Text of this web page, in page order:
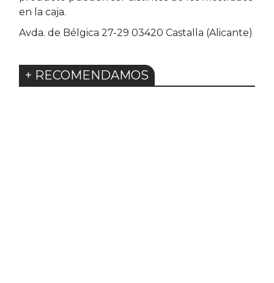
en la caja.
Avda. de Bélgica 27-29 03420 Castalla (Alicante)
+ RECOMENDAMOS